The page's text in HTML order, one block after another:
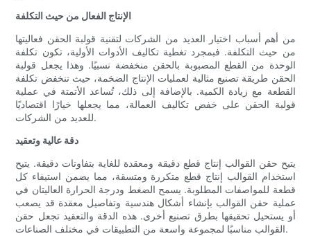
الإنتاج الفعال من حيث التكلفة
من أهم أسباب اختيار العديد من الشركات لتقنية قولبة الحقن فعاليتها
من حيث التكلفة. فبمجرد تغطية تكاليف الأدوات الأولية، تكون تكلفة
الوحدة من القطع المصبوبة بالحقن منخفضة نسبيًا. وهذا يجعل قولبة
الحقن طريقة تصنيع مثالية لعمليات الإنتاج الضخمة، حيث تنخفض تكلفة
القطعة مع زيادة الكمية. بالإضافة إلى ذلك، تُساعد الأتمتة في عملية
قولبة الحقن على خفض تكاليف العمالة، مما يجعلها خيارًا اقتصاديًا
للعديد من الشركات.
دقة عالية وتعقيد
يتيح حقن القوالب إنتاج قطع دقيقة ومعقدة للغاية بتفاوتات دقيقة. يتيح
استخدام القوالب إنتاج قطع متكررة ومتسقة، مما يضمن استيفاء كل
قطعة للمواصفات المطلوبة. يسمح الضغط ودرجة الحرارة العاليتان في
عملية حقن القوالب بإنشاء أشكال هندسية وتفاصيل معقدة قد يصعب
أو يستحيل تحقيقها بطرق تصنيع أخرى. هذه الدقة والتعقيد تجعل حقن
القوالب مناسبًا لمجموعة واسعة من التطبيقات في مختلف الصناعات.